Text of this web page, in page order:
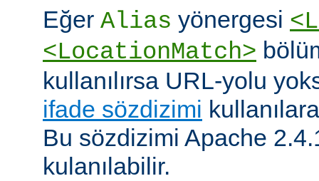
Eğer Alias yönergesi
<LocationMatch>
kullanılırsa URL-yolu
ifade sözdizimi
Bu sözdizimi Apache
kulanılabilir.